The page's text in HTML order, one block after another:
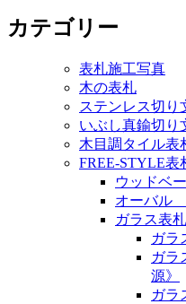
カテゴリー
表札施工写真
木の表札
ステンレス切り
いぶし真鍮切り
木目調タイル表
FREE-STYLE表
ウッドベ
オーバル
ガラス表札
ガラ
ガラ
源》
ガラ